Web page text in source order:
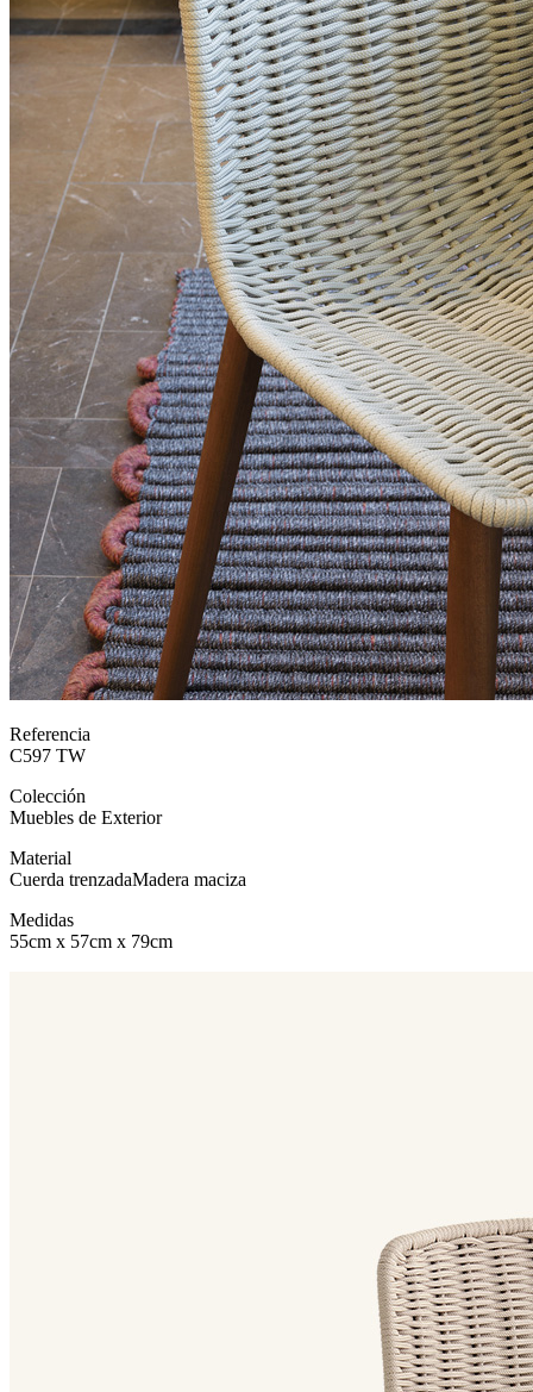
Referencia
C597 TW
Colección
Muebles de Exterior
Material
Cuerda trenzadaMadera maciza
Medidas
55cm x 57cm x 79cm